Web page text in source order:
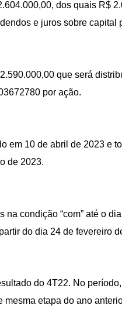
dos quais R$
e juros sobre capital
que será
por ação.
em 10 de abril de 2023 e
de 2023.
na condição “com” até o
do dia 24 de fevereiro
do 4T22. No
mesma etapa do ano